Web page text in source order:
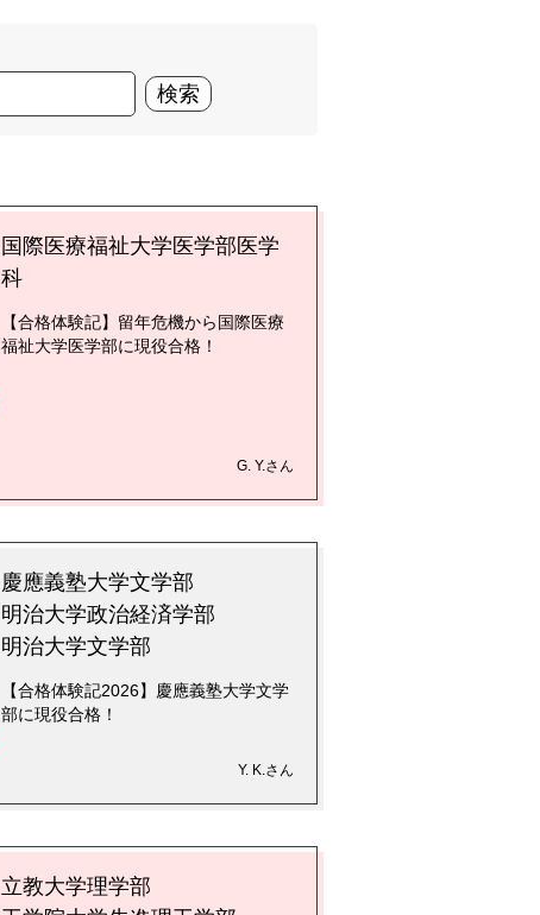
検索
国際医療福祉大学医学部医学
科
【合格体験記】留年危機から国際医療
福祉大学医学部に現役合格！
G. Y.さん
慶應義塾大学文学部
明治大学政治経済学部
明治大学文学部
【合格体験記2026】慶應義塾大学文学
部に現役合格！
Y. K.さん
立教大学理学部